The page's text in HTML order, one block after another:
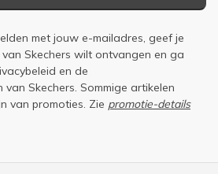
met jouw e-mailadres, geef je
Skechers wilt ontvangen en ga
en de
van Skechers. Sommige artikelen
van promoties. Zie promotie-details